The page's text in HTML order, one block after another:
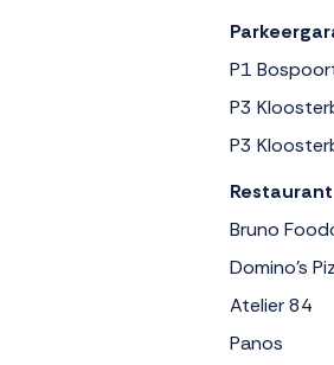
P1
P3
P3
Restaurant
Bruno
Domino's
Atelier 84
Panos